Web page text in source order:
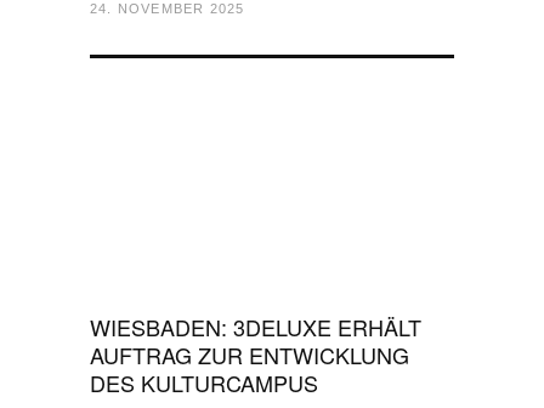
24. NOVEMBER 2025
WIESBADEN: 3DELUXE ERHÄLT
AUFTRAG ZUR ENTWICKLUNG
DES KULTURCAMPUS